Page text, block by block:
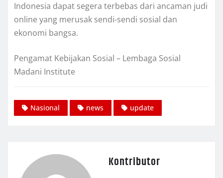
Indonesia dapat segera terbebas dari ancaman judi
online yang merusak sendi-sendi sosial dan
ekonomi bangsa.
Pengamat Kebijakan Sosial – Lembaga Sosial
Madani Institute
Nasional news update
Kontributor